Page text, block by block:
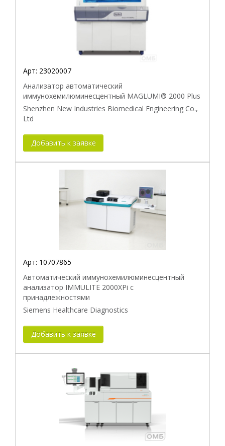
Арт: 23020007
Анализатор автоматический
иммунохемилюминесцентный MAGLUMI® 2000 Plus
Shenzhen New Industries Biomedical Engineering Co.,
Ltd
Добавить к заявке
Арт: 10707865
Автоматический иммунохемилюминесцентный
анализатор IMMULITE 2000XPi с
принадлежностями
Siemens Healthcare Diagnostics
Добавить к заявке